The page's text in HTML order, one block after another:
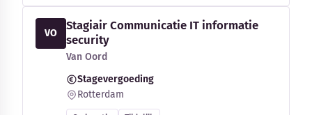
VO
Stagiair Communicatie IT informatie
security
Van Oord
Stagevergoeding
Rotterdam